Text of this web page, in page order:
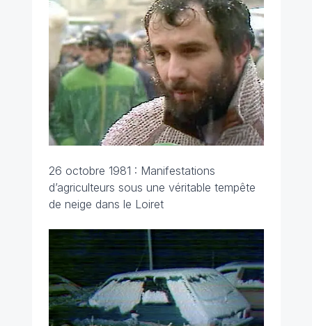
26 octobre 1981 : Manifestations
d’agriculteurs sous une véritable tempête
de neige dans le Loiret